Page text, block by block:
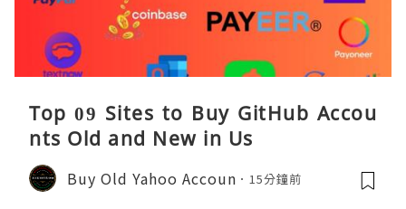
Top 09 Sites to Buy GitHub Accou
nts Old and New in Us
Buy Old Yahoo Accoun 15分鐘前